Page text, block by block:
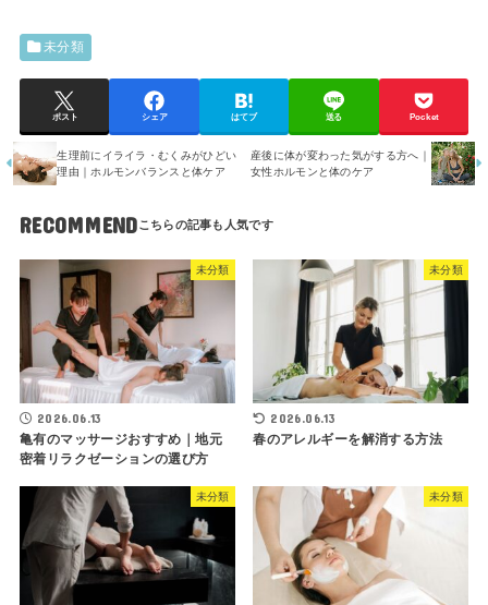
未分類
ポスト シェア はてブ 送る Pocket
生理前にイライラ・むくみがひどい
理由｜ホルモンバランスと体ケア
産後に体が変わった気がする方へ｜
女性ホルモンと体のケア
RECOMMEND
未分類
2026.06.13
亀有のマッサージおすすめ｜地元
密着リラクゼーションの選び方
未分類
2026.06.13
春のアレルギーを解消する方法
未分類 未分類